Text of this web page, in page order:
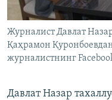
Журналист Давлат
Қаҳрамон
журналистнинг
Давлат Назар